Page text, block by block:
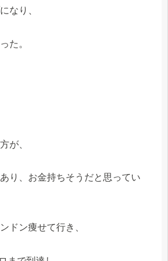
なり、
た。
が、
り、お金持ちそうだと思ってい
ドン痩せて行き、